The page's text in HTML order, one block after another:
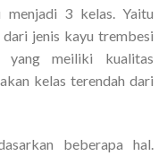
menjadi 3 kelas. Yaitu
jenis kayu trembesi
yang meiliki kualitas
kelas terendah dari
beberapa hal.